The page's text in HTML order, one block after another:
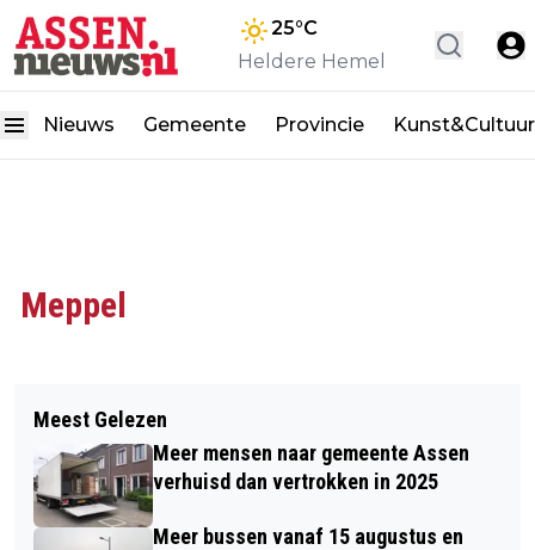
25°C
Heldere Hemel
Nieuws Gemeente Provincie Kunst&Cultuur
Meppel
Meest Gelezen
Meer mensen naar gemeente Assen
verhuisd dan vertrokken in 2025
Meer bussen vanaf 15 augustus en